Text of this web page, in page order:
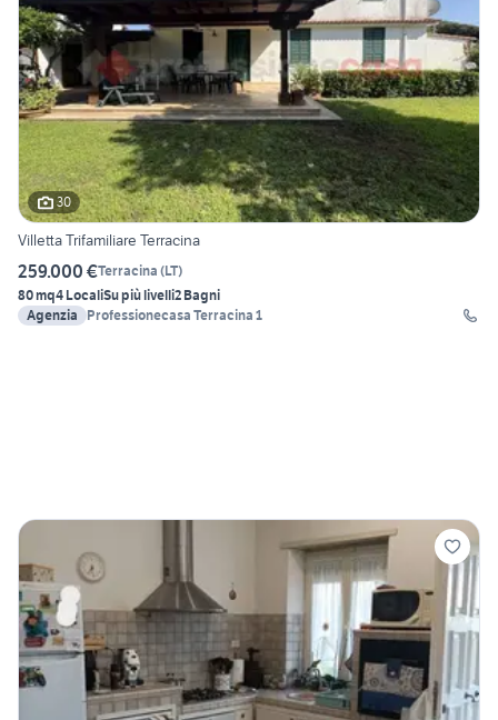
30
Villetta Trifamiliare Terracina
259.000 €Terracina (LT)
80 mq4 LocaliSu più livelli2 Bagni
Agenzia
Professionecasa Terracina 1